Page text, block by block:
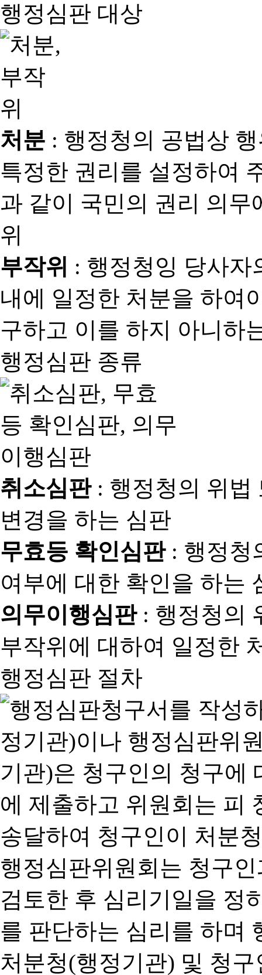
행정심판 대상
처분 : 행정청의 공법상
특정한 권리를 설정하여
과 같이 국민의 권리 의
위
부작위 : 행정청잉 당사자
내에 일정한 처분을 하여
구하고 이를 하지 아니하
행정심판 종류
취소심판: 행정청의 위법
변경을 하는 심판
무효등 확인심판: 행정청
여부에 대한 확인을 하는
의무이행심판: 행정청의
부작위에 대하여 일정한
행정심판 절차